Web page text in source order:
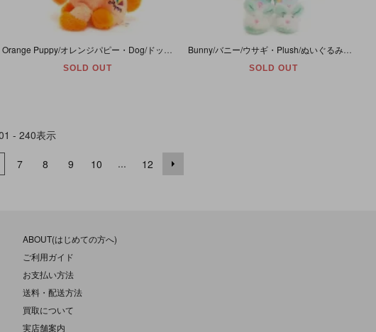
SOLD OUT
Bunny/バニー/ウサギ・Plush/ぬいぐるみ・Bunny Slippers・ホワイト×グリーン・エッグ柄・全長約40cm・Easter/イースター
SOLD OUT
- 240表示
7 8 9 10 ... 12
ABOUT(はじめての方へ)
ご利用ガイド
お支払い方法
送料・配送方法
買取について
実店舗案内